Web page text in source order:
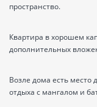
пространство.
Квартира в хорошем
дополнительных
Возле дома есть место
отдыха с мангалом и